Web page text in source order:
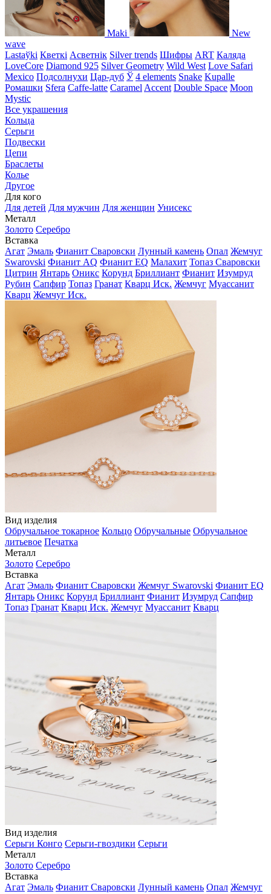
Maki
New
wave
Lastaўki Кветкі Асветнiк Silver trends Шифры ART Каляда
LoveCore Diamond 925 Silver Geometry Wild West Love Safari
Mexico Подсолнухи Цар-дуб Ў 4 elements Snake Kupalle
Ромашки Sfera Caffe-latte Caramel Accent Double Space Moon
Mystic
Все украшения
Кольца
Серьги
Подвески
Цепи
Браслеты
Колье
Другое
Для кого
Для детей Для мужчин Для женщин Унисекс
Металл
Золото Серебро
Вставка
Агат Эмаль Фианит Сваровски Лунный камень Опал Жемчуг
Swarovski Фианит AQ Фианит EQ Малахит Топаз Сваровски
Цитрин Янтарь Оникс Корунд Бриллиант Фианит Изумруд
Рубин Сапфир Топаз Гранат Кварц Иск. Жемчуг Муассанит
Кварц Жемчуг Иск.
Вид изделия
Обручальное токарное Кольцо Обручальные Обручальное
литьевое Печатка
Металл
Золото Серебро
Вставка
Агат Эмаль Фианит Сваровски Жемчуг Swarovski Фианит EQ
Янтарь Оникс Корунд Бриллиант Фианит Изумруд Сапфир
Топаз Гранат Кварц Иск. Жемчуг Муассанит Кварц
Вид изделия
Серьги Конго Серьги-гвоздики Серьги
Металл
Золото Серебро
Вставка
Агат Эмаль Фианит Сваровски Лунный камень Опал Жемчуг